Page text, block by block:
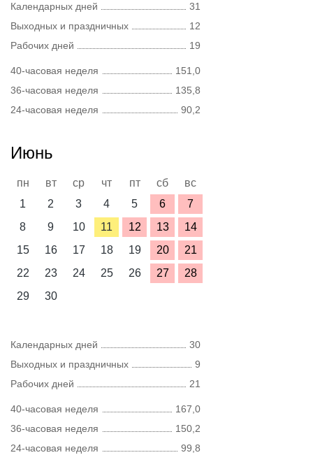
Календарных дней
31
Выходных и праздничных
12
Рабочих дней
19
40-часовая неделя
151,0
36-часовая неделя
135,8
24-часовая неделя
90,2
Июнь
пн вт ср чт пт сб
вс
1
2 3 4 5 6
7
8
9 10 11 12 13
14
15
16 17 18 19 20
21
22
23 24 25 26 27
28
29
30
Календарных дней
30
Выходных и праздничных
9
Рабочих дней
21
40-часовая неделя
167,0
36-часовая неделя
150,2
24-часовая неделя
99,8